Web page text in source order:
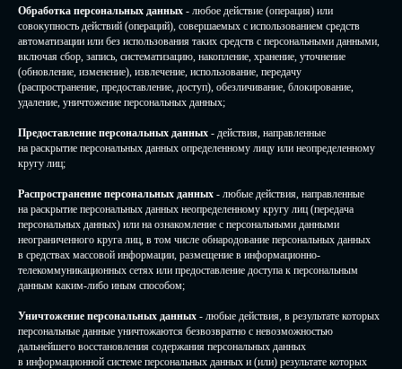
Обработка персональных данных - любое действие (операция) или
совокупность действий (операций), совершаемых с использованием средств
автоматизации или без использования таких средств с персональными данными,
включая сбор, запись, систематизацию, накопление, хранение, уточнение
(обновление, изменение), извлечение, использование, передачу
(распространение, предоставление, доступ), обезличивание, блокирование,
удаление, уничтожение персональных данных;
Предоставление персональных данных - действия, направленные
на раскрытие персональных данных определенному лицу или неопределенному
кругу лиц;
Распространение персональных данных - любые действия, направленные
на раскрытие персональных данных неопределенному кругу лиц (передача
персональных данных) или на ознакомление с персональными данными
неограниченного круга лиц, в том числе обнародование персональных данных
в средствах массовой информации, размещение в информационно-
телекоммуникационных сетях или предоставление доступа к персональным
данным каким-либо иным способом;
Уничтожение персональных данных - любые действия, в результате которых
персональные данные уничтожаются безвозвратно с невозможностью
дальнейшего восстановления содержания персональных данных
в информационной системе персональных данных и (или) результате которых